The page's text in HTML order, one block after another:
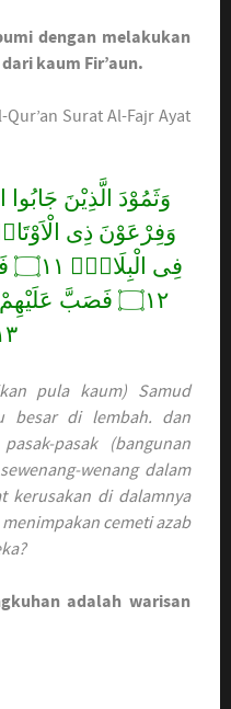
dengan melakukan
kaum Fir’aun.
۝١٢ فَصَبَّ
pula kaum) Samud
besar di lembah. dan
pasak (bangunan
wenang dalam
kerusakan di dalamnya
cemeti azab
adalah warisan